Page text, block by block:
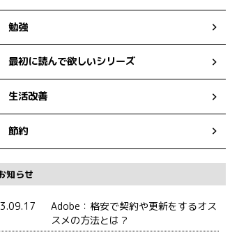
勉強
最初に読んで欲しいシリーズ
生活改善
節約
知らせ
Adobe：格安で契約や更新をするオス
スメの方法とは？